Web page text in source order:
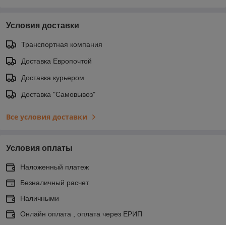
Условия доставки
Транспортная компания
Доставка Европочтой
Доставка курьером
Доставка "Самовывоз"
Все условия доставки
Условия оплаты
Наложенный платеж
Безналичный расчет
Наличными
Онлайн оплата , оплата через ЕРИП